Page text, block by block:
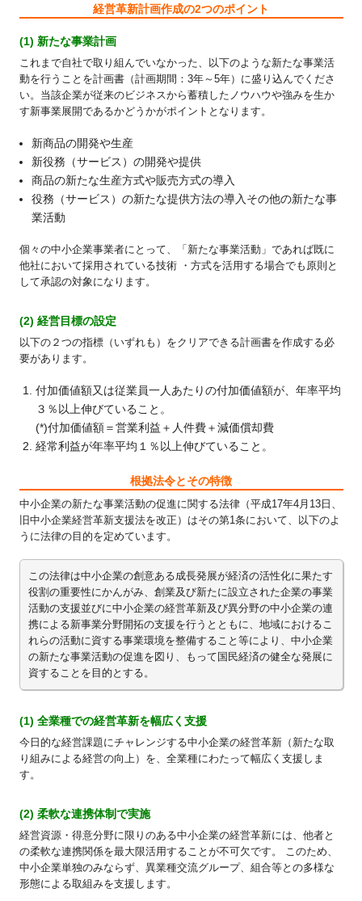
経営革新計画作成の2つのポイント
(1) 新たな事業計画
これまで自社で取り組んでいなかった、以下のような新たな事業活
動を行うことを計画書（計画期間：3年～5年）に盛り込んでくださ
い。当該企業が従来のビジネスから蓄積したノウハウや強みを生か
す新事業展開であるかどうかがポイントとなります。
新商品の開発や生産
新役務（サービス）の開発や提供
商品の新たな生産方式や販売方式の導入
役務（サービス）の新たな提供方法の導入その他の新たな事
業活動
個々の中小企業事業者にとって、「新たな事業活動」であれば既に
他社において採用されている技術 ・方式を活用する場合でも原則と
して承認の対象になります。
(2) 経営目標の設定
以下の２つの指標（いずれも）をクリアできる計画書を作成する必
要があります。
付加価値額又は従業員一人あたりの付加価値額が、年率平均
３％以上伸びていること。
(*)付加価値額＝営業利益＋人件費＋減価償却費
経常利益が年率平均１％以上伸びていること。
根拠法令とその特徴
中小企業の新たな事業活動の促進に関する法律（平成17年4月13日、
旧中小企業経営革新支援法を改正）はその第1条において、以下のよ
うに法律の目的を定めています。
この法律は中小企業の創意ある成長発展が経済の活性化に果たす
役割の重要性にかんがみ、創業及び新たに設立された企業の事業
活動の支援並びに中小企業の経営革新及び異分野の中小企業の連
携による新事業分野開拓の支援を行うとともに、地域におけるこ
れらの活動に資する事業環境を整備すること等により、中小企業
の新たな事業活動の促進を図り、もって国民経済の健全な発展に
資することを目的とする。
(1) 全業種での経営革新を幅広く支援
今日的な経営課題にチャレンジする中小企業の経営革新（新たな取
り組みによる経営の向上）を、全業種にわたって幅広く支援しま
す。
(2) 柔軟な連携体制で実施
経営資源・得意分野に限りのある中小企業の経営革新には、他者と
の柔軟な連携関係を最大限活用することが不可欠です。 このため、
中小企業単独のみならず、異業種交流グループ、組合等との多様な
形態による取組みを支援します。